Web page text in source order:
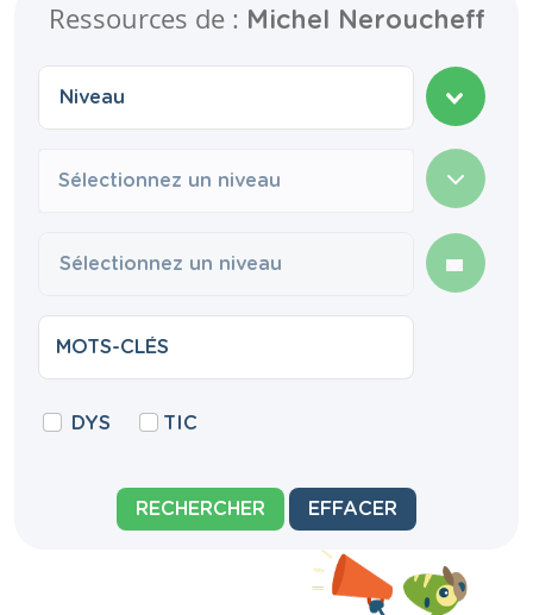
Ressources de : Michel Neroucheff
Sélectionnez un niveau
DYS TIC
RECHERCHER EFFACER